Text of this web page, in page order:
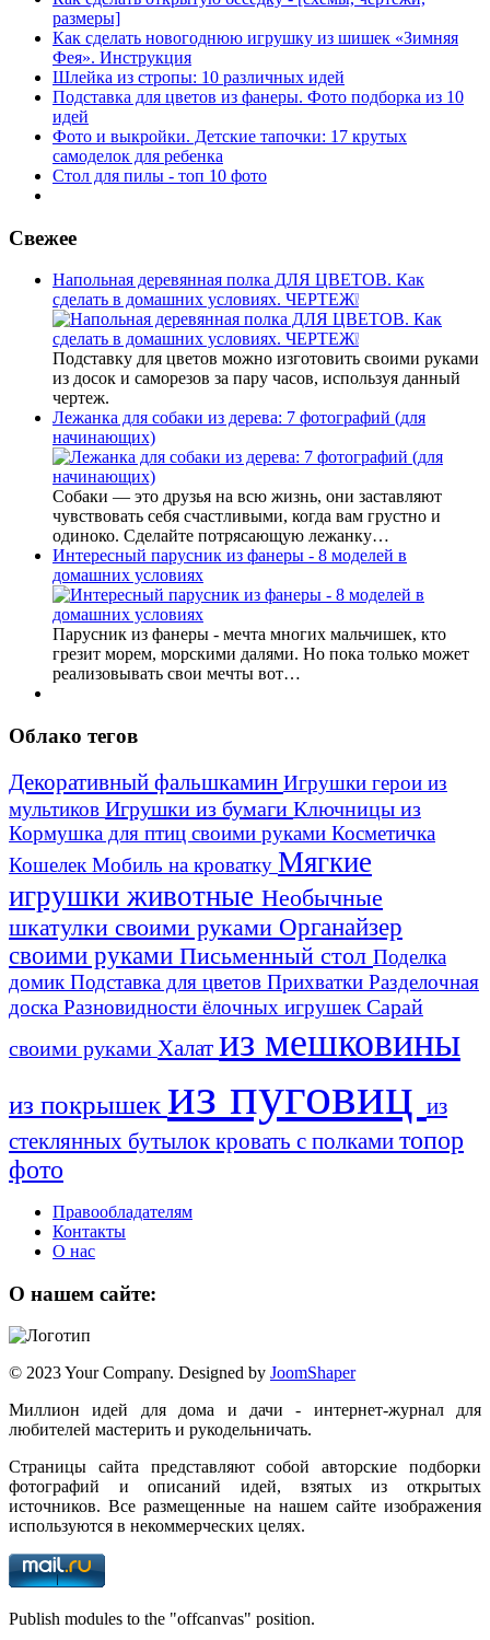
размеры]
Как сделать новогоднюю игрушку из шишек «Зимняя
Фея». Инструкция
Шлейка из стропы: 10 различных идей
Подставка для цветов из фанеры. Фото подборка из 10
идей
Фото и выкройки. Детские тапочки: 17 крутых
самоделок для ребенка
Стол для пилы - топ 10 фото
Свежее
Напольная деревянная полка ДЛЯ ЦВЕТОВ. Как
сделать в домашних условиях. ЧЕРТЕЖ❕
Подставку для цветов можно изготовить своими руками
из досок и саморезов за пару часов, используя данный
чертеж.
Лежанка для собаки из дерева: 7 фотографий (для
начинающих)
Собаки — это друзья на всю жизнь, они заставляют
чувствовать себя счастливыми, когда вам грустно и
одиноко. Сделайте потрясающую лежанку…
Интересный парусник из фанеры - 8 моделей в
домашних условиях
Парусник из фанеры - мечта многих мальчишек, кто
грезит морем, морскими далями. Но пока только может
реализовывать свои мечты вот…
Облако тегов
Декоративный фальшкамин Игрушки герои из
мультиков Игрушки из бумаги Ключницы из
Кормушка для птиц своими руками Косметичка
Кошелек Мобиль на кроватку Мягкие
игрушки животные Необычные
шкатулки своими руками Органайзер
своими руками Письменный стол Поделка
домик Подставка для цветов Прихватки Разделочная
доска Разновидности ёлочных игрушек Сарай
своими руками Халат из мешковины
из покрышек из пуговиц из
стеклянных бутылоккровать с полками топор
фото
Правообладателям
Контакты
О нас
О нашем сайте:
© 2023 Your Company. Designed by JoomShaper
Миллион идей для дома и дачи - интернет-журнал для
любителей мастерить и рукодельничать.
Страницы сайта представляют собой авторские подборки
фотографий и описаний идей, взятых из открытых
источников. Все размещенные на нашем сайте изображения
используются в некоммерческих целях.
Publish modules to the "offcanvas" position.